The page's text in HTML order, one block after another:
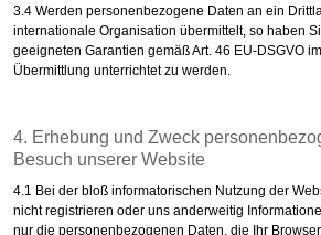
3.4 Werden personenbezogene Daten an ein
internationale Organisation übermittelt, so haben
geeigneten Garantien gemäß Art. 46 EU-DSGVO
Übermittlung unterrichtet zu werden.
4. Erhebung und Zweck
Besuch unserer Website
4.1 Bei der bloß informatorischen Nutzung der
nicht registrieren oder uns anderweitig
nur die personenbezogenen Daten, die Ihr